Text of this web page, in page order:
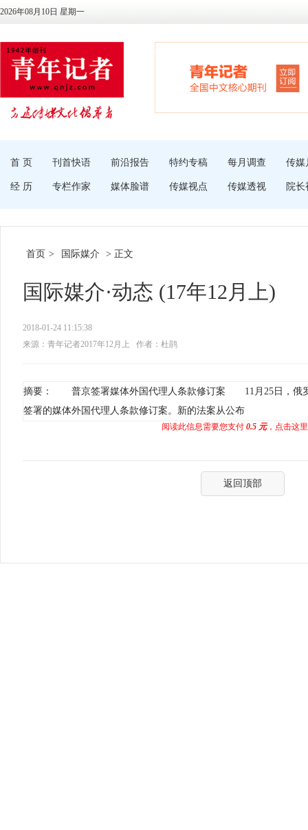
2026年08月10日 星期一
首 页 刊首快语 前沿报告 特约专稿 每月调查 传媒
经 历 专栏作家 媒体脸谱 传媒视点 传媒透视 院长
首页 > 国际媒介 > 正文
国际媒介·动态 (17年12月上)
2018-01-24 11:15:38
来源：青年记者2017年12月上
作者：杜鹃
摘要： 普京签署媒体外国代理人条款修订案 11月25日，俄罗
签署的媒体外国代理人条款修订案。新的法案从公布
阅读此信息需要您支付 0.5 元，点击这
返回顶部